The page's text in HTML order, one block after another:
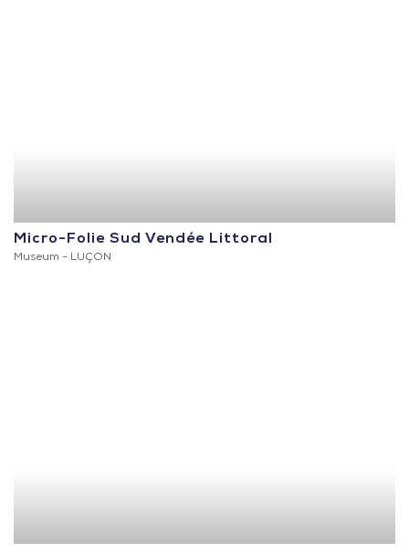
Micro-Folie Sud Vendée Littoral
Museum - LUÇON